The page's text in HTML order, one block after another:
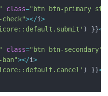
class="btn btn-primary
></i>
) }}<
class="btn btn-secondary"
></i>
) }}<